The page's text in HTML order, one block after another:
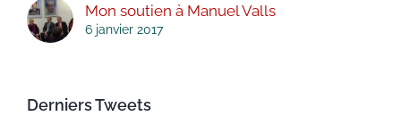
Mon soutien à Manuel Valls
6 janvier 2017
Derniers Tweets